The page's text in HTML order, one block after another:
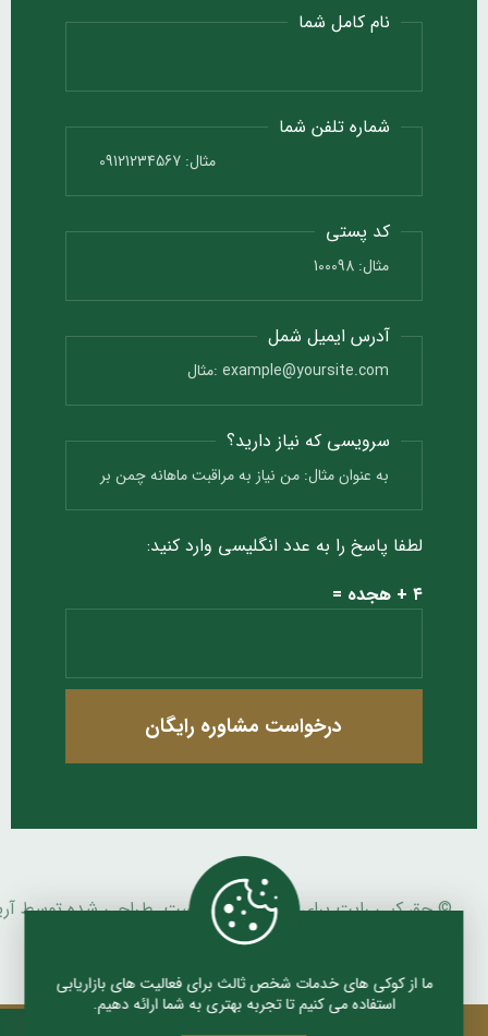
نام کامل شما
شماره تلفن شما
کد پستی
آدرس ایمیل شمل
سرویسی که نیاز دارید؟
لطفا پاسخ را به عدد انگلیسی وارد کنید:
۴ + هجده =
درخواست مشاوره رایگان
© حق کپی رایت برای فلآریا محفوظ است. طراحی شده توسط
بیات زاده ، آژانس طراحی سایت
ما از کوکی های خدمات شخص ثالث برای فعالیت های بازاریابی
استفاده می کنیم تا تجربه بهتری به شما ارائه دهیم.